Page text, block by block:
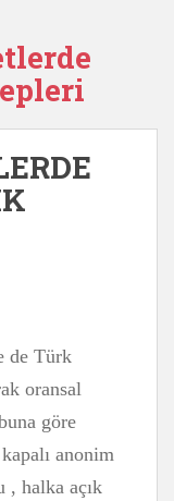
de Türk
oransal
göre
anonim
, halka açık